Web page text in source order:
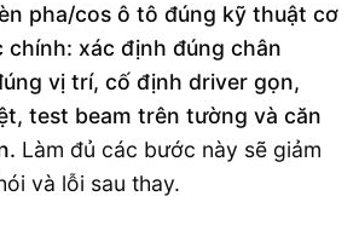
pha/cos ô tô đúng kỹ thuật cơ
chính: xác định đúng chân
vị trí, cố định driver gọn,
test beam trên tường và căn
Làm đủ các bước này sẽ giảm
và lỗi sau thay.